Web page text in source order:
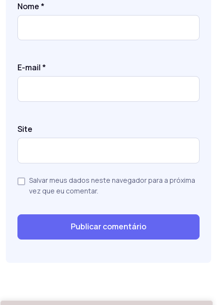
Nome *
E-mail *
Site
Salvar meus dados neste navegador para a próxima
vez que eu comentar.